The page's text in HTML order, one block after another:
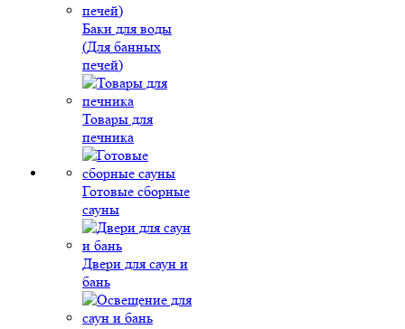
Баки для воды
(Для банных
печей)
Товары для
печника
Готовые сборные
сауны
Двери для саун и
бань